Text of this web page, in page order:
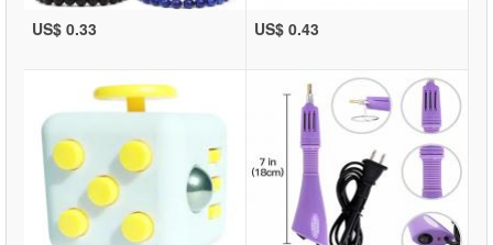
US$ 0.33 US$ 0.43